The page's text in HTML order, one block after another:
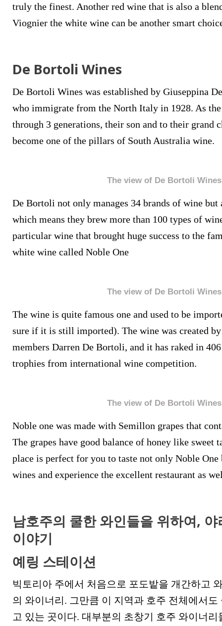
truly the finest. Another red wine that is also a
Viognier the white wine can be another smart
De Bortoli Wines
De Bortoli Wines was established by Giuseppina
who immigrate from the North Italy in 1928. As the
through 3 generations, their son and to their grand
become one of the pillars of South Australia wine.
The view of De Bortoli Wines
De Bortoli not only manages 34 brands of wine but
which means they brew more than 100 types of
particular wine that brought huge success to the
white wine called Noble One
The view of De Bortoli Wines
The wine is quite famous one and used to be
sure if it is still imported). The wine was created
members Darren De Bortoli, and it has raked in
trophies from international wine competition.
The view of De Bortoli Wines
Noble one was made with Semillon grapes that
The grapes have good balance of honey like sweet
place is perfect for you to taste not only Noble
wines and experience the excellent restaurant as
남호주의 쿨한 와인들을 위하여,
이야기
예링 스테이션
빅토리아 주에서 처음으로 포도밭을 개간하고
의 와이너리. 그만큼 이 지역과 호주 전체에서
고 있는 곳이다. 대부분의 초창기 호주 와이너리